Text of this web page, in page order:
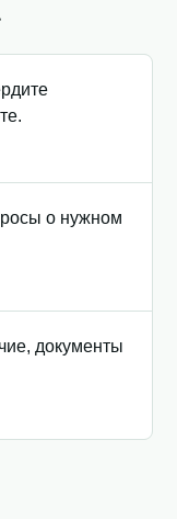
о нужном
документы